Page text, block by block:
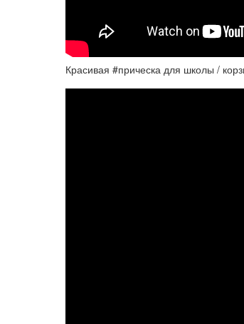
Красивая #прическа для школы /